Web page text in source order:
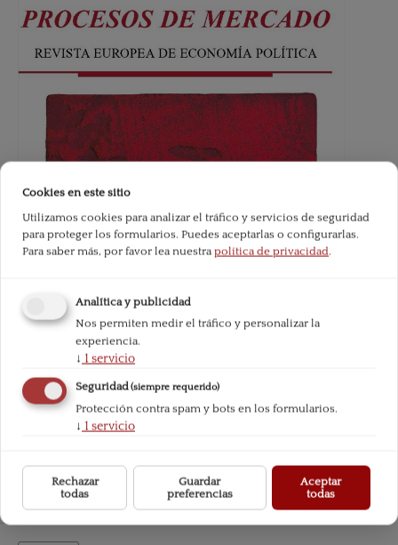
Cookies en este sitio
Utilizamos cookies para analizar el tráfico y servicios de seguridad
para proteger los formularios. Puedes aceptarlas o configurarlas.
Para saber más, por favor lea nuestra política de privacidad.
Analítica y publicidad
Nos permiten medir el tráfico y personalizar la
experiencia.
↓ 1servicio
Seguridad(siempre requerido)
Protección contra spam y bots en los formularios.
↓ 1servicio
Rechazar
todas
Guardar
preferencias
Aceptar
todas